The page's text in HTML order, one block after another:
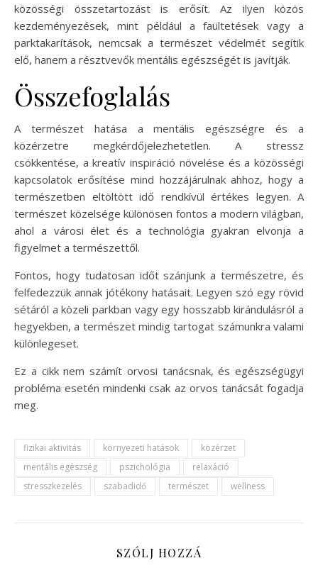
közösségi összetartozást is erősít. Az ilyen közös
kezdeményezések, mint például a faültetések vagy a
parktakarítások, nemcsak a természet védelmét segítik
elő, hanem a résztvevők mentális egészségét is javítják.
Összefoglalás
A természet hatása a mentális egészségre és a
közérzetre megkérdőjelezhetetlen. A stressz
csökkentése, a kreatív inspiráció növelése és a közösségi
kapcsolatok erősítése mind hozzájárulnak ahhoz, hogy a
természetben eltöltött idő rendkívül értékes legyen. A
természet közelsége különösen fontos a modern világban,
ahol a városi élet és a technológia gyakran elvonja a
figyelmet a természettől.
Fontos, hogy tudatosan időt szánjunk a természetre, és
felfedezzük annak jótékony hatásait. Legyen szó egy rövid
sétáról a közeli parkban vagy egy hosszabb kirándulásról a
hegyekben, a természet mindig tartogat számunkra valami
különlegeset.
Ez a cikk nem számít orvosi tanácsnak, és egészségügyi
probléma esetén mindenki csak az orvos tanácsát fogadja
meg.
fizikai aktivitás környezeti hatások
közérzet
mentális egészség
pszichológia
relaxáció
stresszkezelés
szabadidő természet wellness
SZÓLJ HOZZÁ